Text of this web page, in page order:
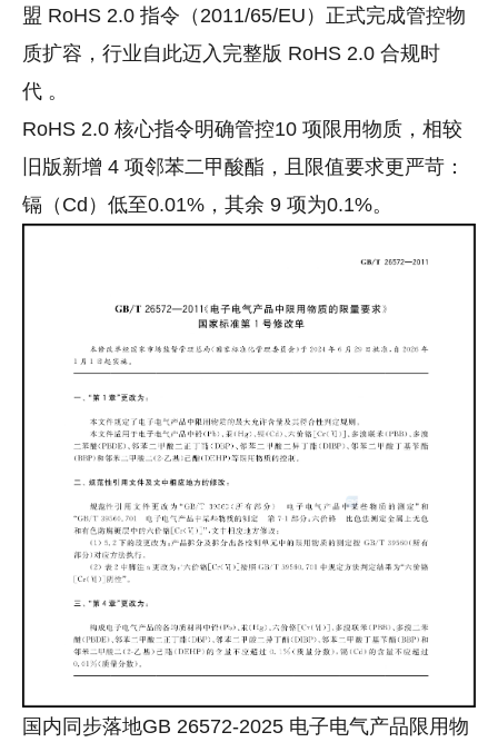
盟 RoHS 2.0 指令（2011/65/EU）正式完成管控物
质扩容， 行业自此迈入完整版 RoHS 2.0 合规时
代 。
RoHS 2.0 核心指令明确管控10 项限用物质 ，相较
旧版新增 4 项邻苯二甲酸酯，且 限值要求更严苛：
镉（Cd）低至0.01%，其余 9 项为0.1%。
国内同步落地GB 26572-2025 电子电气产品限用物